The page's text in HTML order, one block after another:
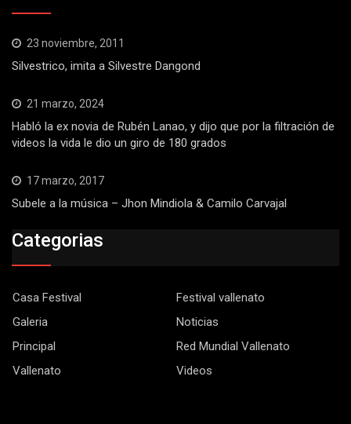
23 noviembre, 2011
Silvestrico, imita a Silvestre Dangond
21 marzo, 2024
Habló la ex novia de Rubén Lanao, y dijo que por la filtración de
videos la vida le dio un giro de 180 grados
17 marzo, 2017
Subele a la música – Jhon Mindiola & Camilo Carvajal
Categorias
Casa Festival
Festival vallenato
Galeria
Noticias
Principal
Red Mundial Vallenato
Vallenato
Videos